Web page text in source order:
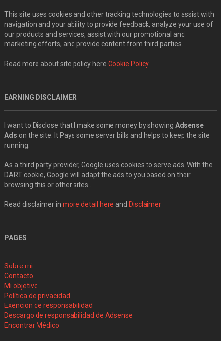
This site uses cookies and other tracking technologies to assist with
navigation and your ability to provide feedback, analyze your use of
our products and services, assist with our promotional and
marketing efforts, and provide content from third parties.
Read more about site policy here Cookie Policy
EARNING DISCLAIMER
I want to Disclose that I make some money by showing Adsense
Ads on the site. It Pays some server bills and helps to keep the site
running.
As a third party provider, Google uses cookies to serve ads. With the
DART cookie, Google will adapt the ads to you based on their
browsing this or other sites..
Read disclaimer in more detail here and Disclaimer
PAGES
Sobre mi
Contacto
Mi objetivo
Política de privacidad
Exención de responsabilidad
Descargo de responsabilidad de Adsense
Encontrar Médico